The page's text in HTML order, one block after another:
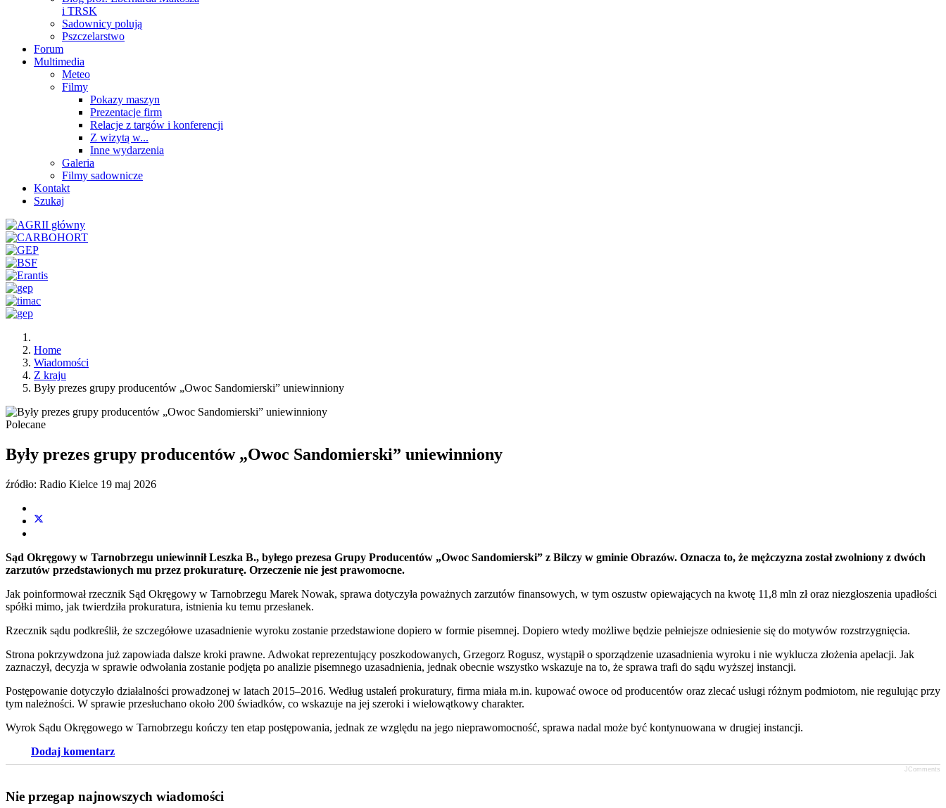
i TRSK
Sadownicy polują
Pszczelarstwo
Forum
Multimedia
Meteo
Filmy
Pokazy maszyn
Prezentacje firm
Relacje z targów i konferencji
Z wizytą w...
Inne wydarzenia
Galeria
Filmy sadownicze
Kontakt
Szukaj
Home
Wiadomości
Z kraju
Były prezes grupy producentów „Owoc Sandomierski” uniewinniony
Polecane
Były prezes grupy producentów „Owoc Sandomierski” uniewinniony
źródło: Radio Kielce 19 maj 2026
Sąd Okręgowy w Tarnobrzegu uniewinnił Leszka B., byłego prezesa Grupy Producentów „Owoc Sandomierski” z Bilczy w gminie Obrazów. Oznacza to, że mężczyzna został zwolniony z dwóch
zarzutów przedstawionych mu przez prokuraturę. Orzeczenie nie jest prawomocne.
Jak poinformował rzecznik Sąd Okręgowy w Tarnobrzegu Marek Nowak, sprawa dotyczyła poważnych zarzutów finansowych, w tym oszustw opiewających na kwotę 11,8 mln zł oraz niezgłoszenia upadłości
spółki mimo, jak twierdziła prokuratura, istnienia ku temu przesłanek.
Rzecznik sądu podkreślił, że szczegółowe uzasadnienie wyroku zostanie przedstawione dopiero w formie pisemnej. Dopiero wtedy możliwe będzie pełniejsze odniesienie się do motywów rozstrzygnięcia.
Strona pokrzywdzona już zapowiada dalsze kroki prawne. Adwokat reprezentujący poszkodowanych, Grzegorz Rogusz, wystąpił o sporządzenie uzasadnienia wyroku i nie wyklucza złożenia apelacji. Jak
zaznaczył, decyzja w sprawie odwołania zostanie podjęta po analizie pisemnego uzasadnienia, jednak obecnie wszystko wskazuje na to, że sprawa trafi do sądu wyższej instancji.
Postępowanie dotyczyło działalności prowadzonej w latach 2015–2016. Według ustaleń prokuratury, firma miała m.in. kupować owoce od producentów oraz zlecać usługi różnym podmiotom, nie regulując przy
tym należności. W sprawie przesłuchano około 200 świadków, co wskazuje na jej szeroki i wielowątkowy charakter.
Wyrok Sądu Okręgowego w Tarnobrzegu kończy ten etap postępowania, jednak ze względu na jego nieprawomocność, sprawa nadal może być kontynuowana w drugiej instancji.
Dodaj komentarz
JComments
Nie przegap najnowszych wiadomości